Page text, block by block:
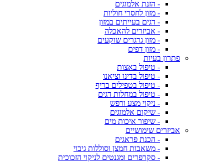
- הזנת אלמוגים
- מזון לחסרי חוליות
- דגים בעייתים במזון
- אביזרים להאכלה
- מזון גרגרים שוקעים
- מזון דפים
פתרון בעיות
- טיפול באצות
- טיפול בדינו וציאנו
- טיפול בטפילים בריף
- טיפול במחלות דגים
- ניקוי מצע ורפש
- שיקום אלמוגים
- שיפור איכות מים
אביזרים שימושיים
- הכנת פראגים
- משאבות חמצן וסוללות גיבוי
- סקרפרים ומגנטים לניקוי הזכוכית